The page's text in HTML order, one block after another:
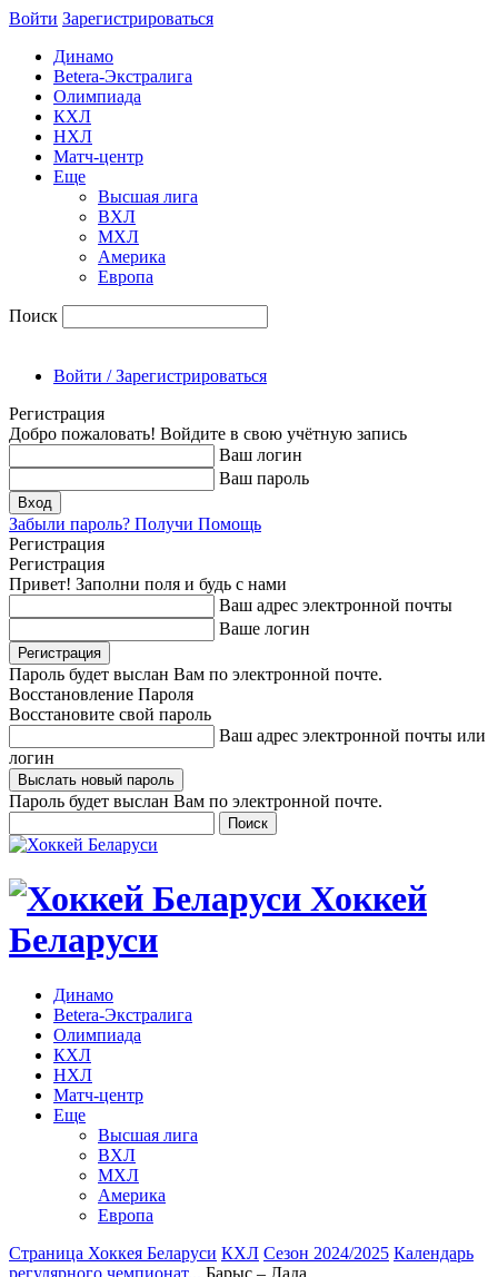
Войти Зарегиcтрироваться
Динамо
Betera-Экстралига
Олимпиада
КХЛ
НХЛ
Матч-центр
Еще
Высшая лига
ВХЛ
МХЛ
Америка
Европа
Поиск
Войти / Зарегистрироваться
Регистрация
Добро пожаловать! Войдите в свою учётную запись
Ваш логин
Ваш пароль
Забыли пароль? Получи Помощь
Регистрация
Регистрация
Привет! Заполни поля и будь с нами
Ваш адрес электронной почты
Ваше логин
Пароль будет выслан Вам по электронной почте.
Восстановление Пароля
Восстановите свой пароль
Ваш адрес электронной почты или
логин
Пароль будет выслан Вам по электронной почте.
Хоккей
Беларуси
Динамо
Betera-Экстралига
Олимпиада
КХЛ
НХЛ
Матч-центр
Еще
Высшая лига
ВХЛ
МХЛ
Америка
Европа
Страница Хоккея Беларуси КХЛ Сезон 2024/2025 Календарь
регулярного чемпионат... Барыс – Лада